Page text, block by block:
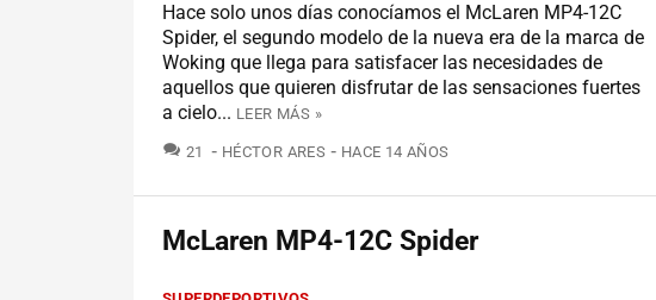
Hace solo unos días conocíamos el McLaren MP4-12C
Spider, el segundo modelo de la nueva era de la marca de
Woking que llega para satisfacer las necesidades de
aquellos que quieren disfrutar de las sensaciones fuertes
a cielo... LEER MÁS »
21 COMENTARIOS
HÉCTOR ARES HACE 14 AÑOS
McLaren MP4-12C Spider